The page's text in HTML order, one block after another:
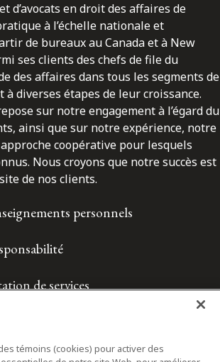
d’avocats en droit des affaires de
à l’échelle nationale et
de bureaux au Canada et à New
ses clients des chefs de file du
des affaires dans tous les segments de
à diverses étapes de leur croissance.
sur notre engagement à l’égard du
ainsi que sur notre expérience, notre
coopérative pour lesquels
Nous croyons que notre succès est
de nos clients.
personnels
de services
témoins (cookies) pour activer des